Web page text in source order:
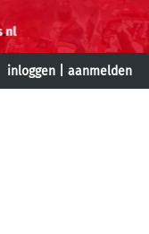
inloggen aanmelden